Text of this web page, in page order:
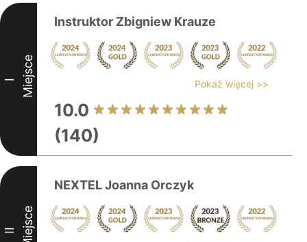
I Miejsce
Instruktor Zbigniew Krauze
Pokaż więcej >>
10.0
(140)
II Miejsce
NEXTEL Joanna Orczyk